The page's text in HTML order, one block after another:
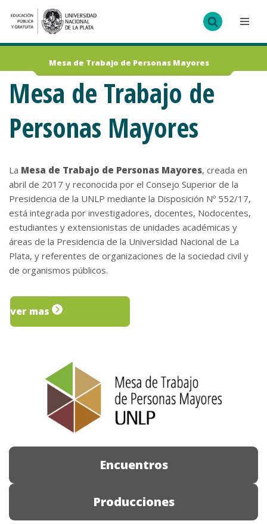
Ir
al
Mesa de Trabajo de Personas Mayores
Mesa de Trabajo de
Personas Mayores
La Mesa de Trabajo de Personas Mayores, creada en
abril de 2017 y reconocida por el Consejo Superior de la
Presidencia de la UNLP mediante la Disposición Nº 552/17,
está integrada por investigadores, docentes, Nodocentes,
estudiantes y extensionistas de unidades académicas y
áreas de la Presidencia de la Universidad Nacional de La
Plata, y referentes de organizaciones de la sociedad civil y
de organismos públicos.
ver mas
Encuentros
Producciones